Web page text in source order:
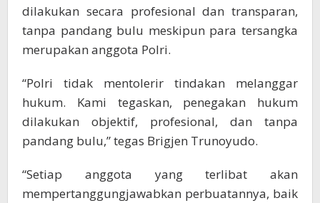
dilakukan secara profesional dan transparan,
tanpa pandang bulu meskipun para tersangka
merupakan anggota Polri.
“Polri tidak mentolerir tindakan melanggar
hukum. Kami tegaskan, penegakan hukum
dilakukan objektif, profesional, dan tanpa
pandang bulu,” tegas Brigjen Trunoyudo.
“Setiap anggota yang terlibat akan
mempertanggungjawabkan perbuatannya, baik